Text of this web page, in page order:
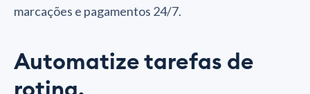
marcações e pagamentos 24/7.
Automatize tarefas de